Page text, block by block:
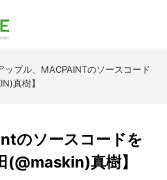
ップル、MACPAINTのソースコード
真樹】
のソースコードを
(@maskin)真樹】
ード
テレワーク